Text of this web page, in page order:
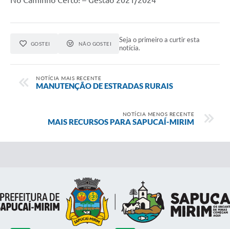
GOSTEI NÃO GOSTEI
Seja o primeiro a curtir esta
notícia.
NOTÍCIA MAIS RECENTE
MANUTENÇÃO DE ESTRADAS RURAIS
NOTÍCIA MENOS RECENTE
MAIS RECURSOS PARA SAPUCAÍ-MIRIM